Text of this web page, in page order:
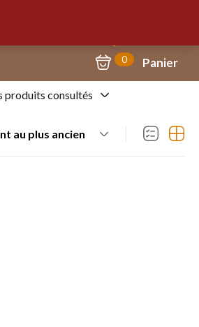
0 Panier
produits consultés
au plus ancien